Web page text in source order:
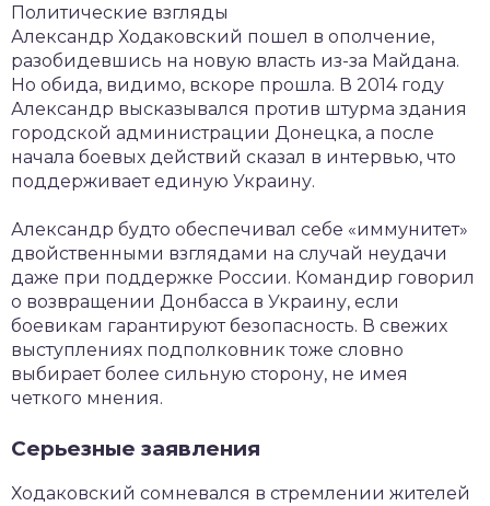
Политические взгляды
Александр Ходаковский пошел в ополчение,
разобидевшись на новую власть из-за Майдана.
Но обида, видимо, вскоре прошла. В 2014 году
Александр высказывался против штурма здания
городской администрации Донецка, а после
начала боевых действий сказал в интервью, что
поддерживает единую Украину.
Александр будто обеспечивал себе «иммунитет»
двойственными взглядами на случай неудачи
даже при поддержке России. Командир говорил
о возвращении Донбасса в Украину, если
боевикам гарантируют безопасность. В свежих
выступлениях подполковник тоже словно
выбирает более сильную сторону, не имея
четкого мнения.
Серьезные заявления
Ходаковский сомневался в стремлении жителей